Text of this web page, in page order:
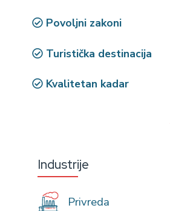
Povoljni zakoni
Turistička destinacija
Kvalitetan kadar
Industrije
Privreda